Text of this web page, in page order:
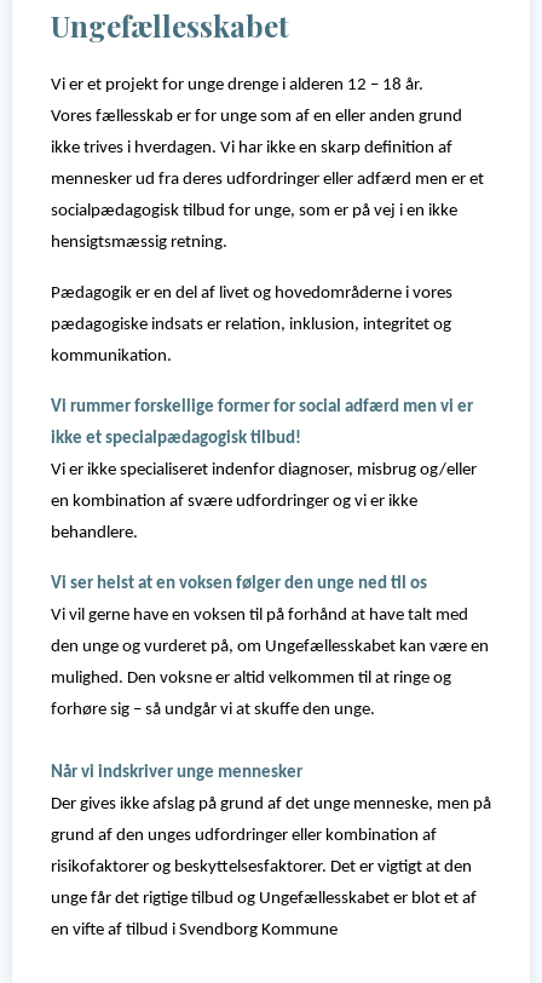
Ungefællesskabet
Vi er et projekt for unge drenge i alderen 12 – 18 år.
Vores fællesskab er for unge som af en eller anden grund
ikke trives i hverdagen. Vi har ikke en skarp definition af
mennesker ud fra deres udfordringer eller adfærd men er et
socialpædagogisk tilbud for unge, som er på vej i en ikke
hensigtsmæssig retning.
Pædagogik er en del af livet og hovedområderne i vores
pædagogiske indsats er relation, inklusion, integritet og
kommunikation.
Vi rummer forskellige former for social adfærd men vi er
ikke et specialpædagogisk tilbud!
Vi er ikke specialiseret indenfor diagnoser, misbrug og/eller
en kombination af svære udfordringer og vi er ikke
behandlere.
Vi ser helst at en voksen følger den unge ned til os
Vi vil gerne have en voksen til på forhånd at have talt med
den unge og vurderet på, om Ungefællesskabet kan være en
mulighed. Den voksne er altid velkommen til at ringe og
forhøre sig – så undgår vi at skuffe den unge.
Når vi indskriver unge mennesker
Der gives ikke afslag på grund af det unge menneske, men på
grund af den unges udfordringer eller kombination af
risikofaktorer og beskyttelsesfaktorer. Det er vigtigt at den
unge får det rigtige tilbud og Ungefællesskabet er blot et af
en vifte af tilbud i Svendborg Kommune